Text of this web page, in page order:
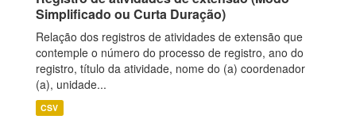
Simplificado ou Curta Duração)
Relação dos registros de atividades de extensão que
contemple o número do processo de registro, ano do
registro, título da atividade, nome do (a) coordenador
(a), unidade...
CSV